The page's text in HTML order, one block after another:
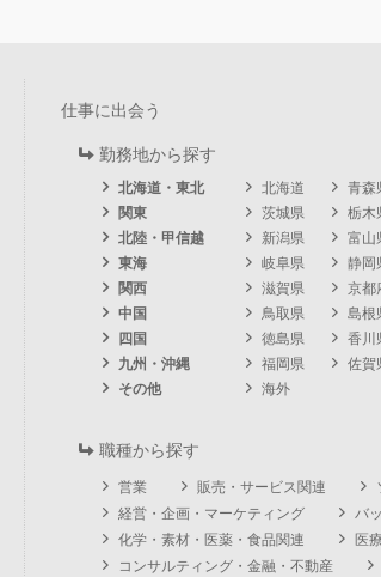
仕事に出会う
勤務地から探す
北海道・東北 北海道 青森
関東
茨城県 栃木
北陸・甲信越
新潟県 富山
東海
岐阜県 静岡
関西
滋賀県 京都
中国
鳥取県 島根
四国
徳島県 香川
九州・沖縄
福岡県 佐賀
その他
海外
職種から探す
営業 販売・サービス関連
経営・企画・マーケティング
バ
化学・素材・医薬・食品関連
医
コンサルティング・金融・不動産